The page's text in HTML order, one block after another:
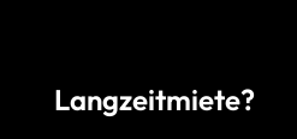
Langzeitmiete?